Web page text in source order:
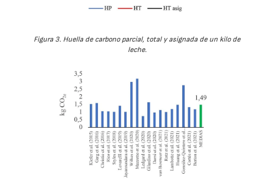
Figura 3. Huella de carbono parcial, total y asignada de un kilo de
leche.